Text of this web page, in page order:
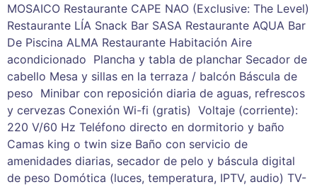
MOSAICO Restaurante CAPE NAO (Exclusive: The Level)
Restaurante LÍA Snack Bar SASA Restaurante AQUA Bar
De Piscina ALMA Restaurante Habitación Aire
acondicionado Plancha y tabla de planchar Secador de
cabello Mesa y sillas en la terraza / balcón Báscula de
peso Minibar con reposición diaria de aguas, refrescos
y cervezas Conexión Wi-fi (gratis) Voltaje (corriente):
220 V/60 Hz Teléfono directo en dormitorio y baño
Camas king o twin size Baño con servicio de
amenidades diarias, secador de pelo y báscula digital
de peso Domótica (luces, temperatura, IPTV, audio) TV-